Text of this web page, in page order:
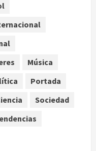
vincula el
ancestral con la
de redes
de México y
Música
Portada
Sociedad